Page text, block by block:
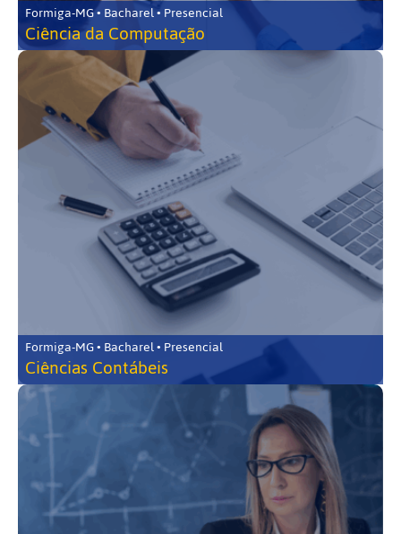
Formiga-MG • Bacharel • Presencial
Ciência da Computação
Formiga-MG • Bacharel • Presencial
Ciências Contábeis